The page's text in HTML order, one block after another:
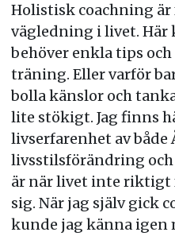
Holistisk coachning är
vägledning i livet. Här
behöver enkla tips
träning. Eller varför
bolla känslor och
lite stökigt. Jag finns
livserfarenhet av både
livsstilsförändring och
är när livet inte riktigt
sig. När jag själv gick
kunde jag känna igen